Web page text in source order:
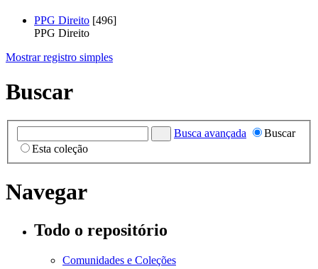
PPG Direito [496]
PPG Direito
Mostrar registro simples
Buscar
Busca avançada
Buscar
Esta coleção
Navegar
Todo o repositório
Comunidades e Coleções